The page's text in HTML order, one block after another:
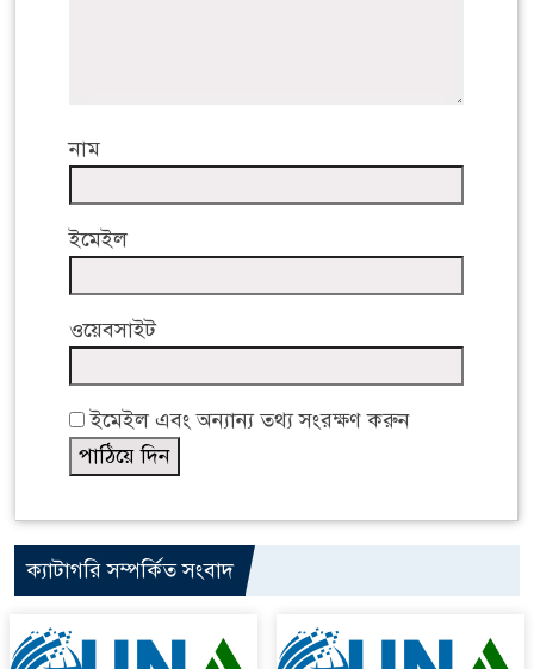
নাম
ইমেইল
ওয়েবসাইট
ইমেইল এবং অন্যান্য তথ্য সংরক্ষণ করুন
ক্যাটাগরি সম্পর্কিত সংবাদ